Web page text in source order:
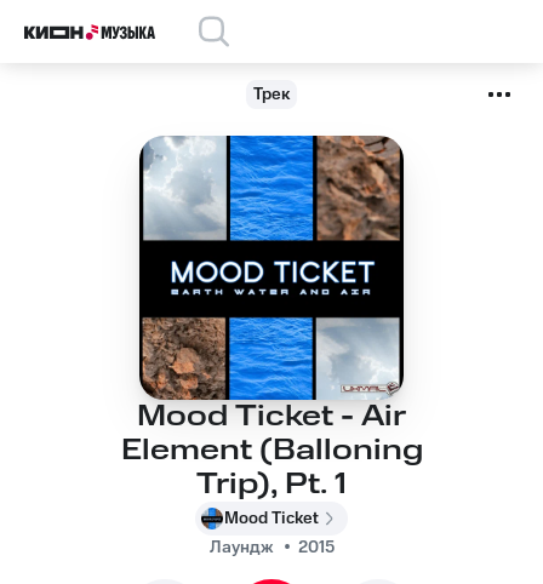
Трек
Mood Ticket - Air
Element (Balloning
Trip), Pt. 1
Mood Ticket
Лаундж
2015